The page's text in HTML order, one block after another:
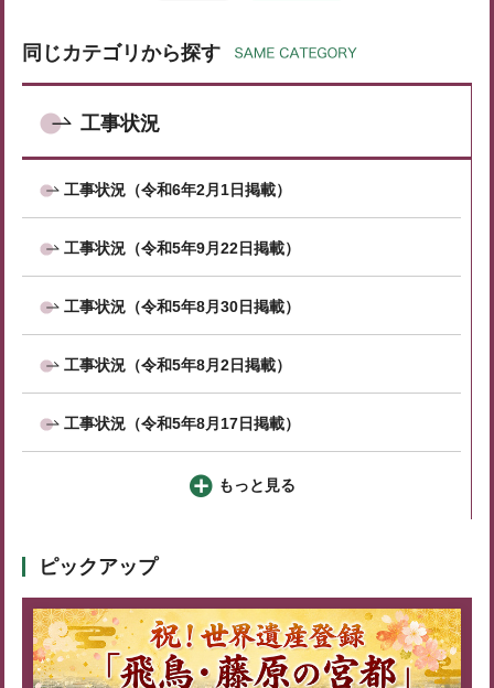
同じカテゴリから探す
工事状況
工事状況（令和6年2月1日掲載）
工事状況（令和5年9月22日掲載）
工事状況（令和5年8月30日掲載）
工事状況（令和5年8月2日掲載）
工事状況（令和5年8月17日掲載）
もっと見る
ピックアップ